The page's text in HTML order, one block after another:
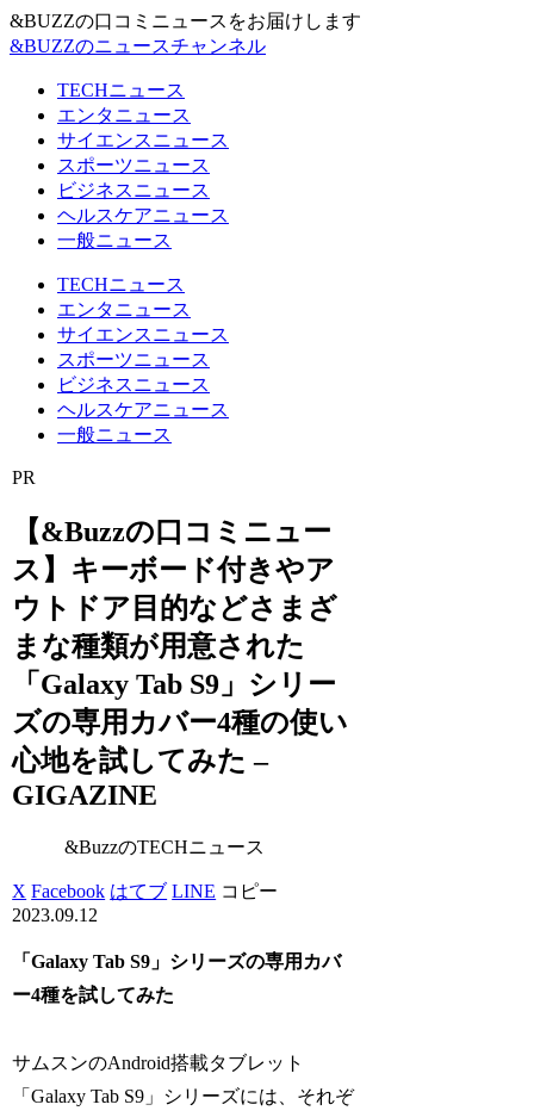
&BUZZの口コミニュースをお届けします
&BUZZのニュースチャンネル
TECHニュース
エンタニュース
サイエンスニュース
スポーツニュース
ビジネスニュース
ヘルスケアニュース
一般ニュース
TECHニュース
エンタニュース
サイエンスニュース
スポーツニュース
ビジネスニュース
ヘルスケアニュース
一般ニュース
PR
【&Buzzの口コミニュー
ス】キーボード付きやア
ウトドア目的などさまざ
まな種類が用意された
「Galaxy Tab S9」シリー
ズの専用カバー4種の使い
心地を試してみた –
GIGAZINE
&BuzzのTECHニュース
X Facebook はてブ LINE コピー
2023.09.12
「Galaxy Tab S9」シリーズの専用カバ
ー4種を試してみた
サムスンのAndroid搭載タブレット
「Galaxy Tab S9」シリーズには、それぞ